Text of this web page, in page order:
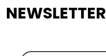
NEWSLETTER